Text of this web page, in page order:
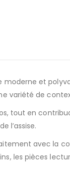
et
variété de
tout en
l’assise.
avec la
les pièces